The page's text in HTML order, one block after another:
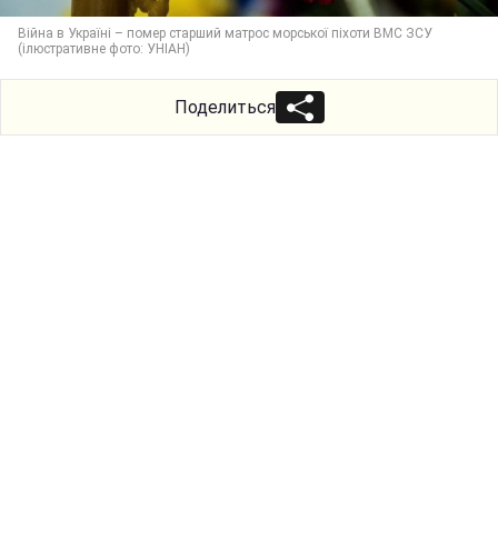
Війна в Україні – помер старший матрос морської піхоти ВМС ЗСУ
(ілюстративне фото: УНІАН)
Поделиться